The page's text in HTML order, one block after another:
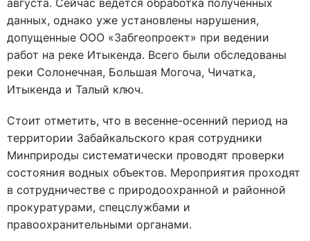
данных, однако уже установлены нарушения,
допущенные ООО «Забгеопроект» при ведении
работ на реке Итыкенда. Всего были обследованы
реки Солонечная, Большая Могоча, Чичатка,
Итыкенда и Талый ключ.
Стоит отметить, что в весенне-осенний период на
территории Забайкальского края сотрудники
Минприроды систематически проводят проверки
состояния водных объектов. Мероприятия проходят
в сотрудничестве с природоохранной и районной
прокуратурами, спецслужбами и
правоохранительными органами.